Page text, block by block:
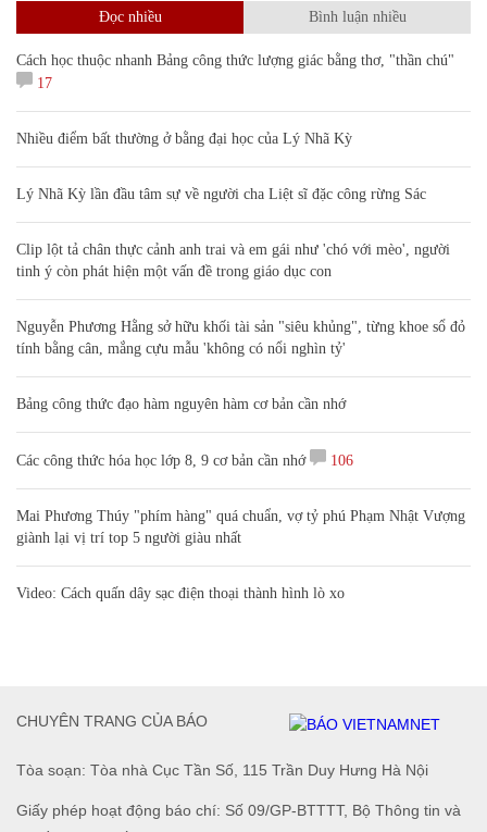
Đọc nhiều Bình luận nhiều
Cách học thuộc nhanh Bảng công thức lượng giác bằng thơ, "thần chú"
17
Nhiều điểm bất thường ở bằng đại học của Lý Nhã Kỳ
Lý Nhã Kỳ lần đầu tâm sự về người cha Liệt sĩ đặc công rừng Sác
Clip lột tả chân thực cảnh anh trai và em gái như 'chó với mèo', người
tinh ý còn phát hiện một vấn đề trong giáo dục con
Nguyễn Phương Hằng sở hữu khối tài sản "siêu khủng", từng khoe sổ đỏ
tính bằng cân, mắng cựu mẫu 'không có nổi nghìn tỷ'
Bảng công thức đạo hàm nguyên hàm cơ bản cần nhớ
Các công thức hóa học lớp 8, 9 cơ bản cần nhớ 106
Mai Phương Thúy "phím hàng" quá chuẩn, vợ tỷ phú Phạm Nhật Vượng
giành lại vị trí top 5 người giàu nhất
Video: Cách quấn dây sạc điện thoại thành hình lò xo
Tòa soạn: Tòa nhà Cục Tần Số, 115 Trần Duy Hưng Hà Nội
Giấy phép hoạt động báo chí: Số 09/GP-BTTTT, Bộ Thông tin và
CHUYÊN TRANG CỦA BÁO